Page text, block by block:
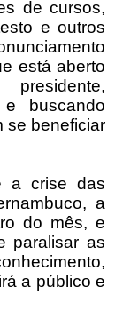
de cursos,
e outros
está aberto
e buscando
se beneficiar
a crise das
a
do mês, e
paralisar as
a público e